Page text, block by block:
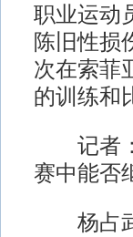
职业运动
陈旧性损
次在索菲
的训练和
记者：
赛中能否
杨占武